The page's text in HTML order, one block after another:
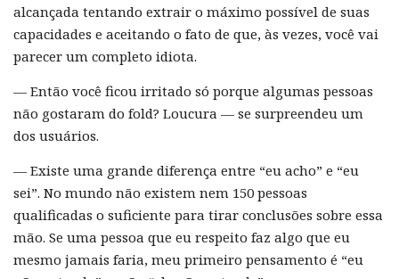
alcançada tentando extrair o máximo possível de suas
capacidades e aceitando o fato de que, às vezes, você vai
parecer um completo idiota.
— Então você ficou irritado só porque algumas pessoas
não gostaram do fold? Loucura — se surpreendeu um
dos usuários.
— Existe uma grande diferença entre “eu acho” e “eu
sei”. No mundo não existem nem 150 pessoas
qualificadas o suficiente para tirar conclusões sobre essa
mão. Se uma pessoa que eu respeito faz algo que eu
mesmo jamais faria, meu primeiro pensamento é “eu